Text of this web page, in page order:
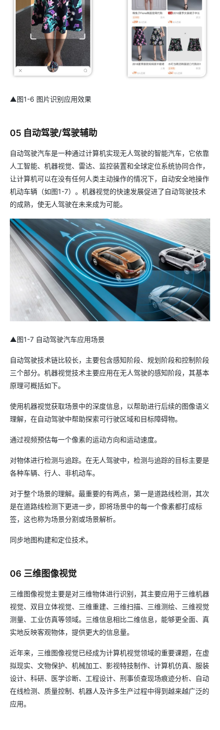
▲图1-6 图片识别应用效果
05 自动驾驶/驾驶辅助
自动驾驶汽车是一种通过计算机实现无人驾驶的智能汽车，它依靠
人工智能、机器视觉、雷达、监控装置和全球定位系统协同合作，
让计算机可以在没有任何人类主动操作的情况下，自动安全地操作
机动车辆（如图1-7）。机器视觉的快速发展促进了自动驾驶技术
的成熟，使无人驾驶在未来成为可能。
▲图1-7 自动驾驶汽车应用场景
自动驾驶技术链比较长，主要包含感知阶段、规划阶段和控制阶段
三个部分。机器视觉技术主要应用在无人驾驶的感知阶段，其基本
原理可概括如下。
使用机器视觉获取场景中的深度信息，以帮助进行后续的图像语义
理解，在自动驾驶中帮助探索可行驶区域和目标障碍物。
通过视频预估每一个像素的运动方向和运动速度。
对物体进行检测与追踪。在无人驾驶中，检测与追踪的目标主要是
各种车辆、行人、非机动车。
对于整个场景的理解。最重要的有两点，第一是道路线检测，其次
是在道路线检测下更进一步，即将场景中的每一个像素都打成标
签，这也称为场景分割或场景解析。
同步地图构建和定位技术。
06 三维图像视觉
三维图像视觉主要是对三维物体进行识别，其主要应用于三维机器
视觉、双目立体视觉、三维重建、三维扫描、三维测绘、三维视觉
测量、工业仿真等领域。三维信息相比二维信息，能够更全面、真
实地反映客观物体，提供更大的信息量。
近年来，三维图像视觉已经成为计算机视觉领域的重要课题，在虚
拟现实、文物保护、机械加工、影视特技制作、计算机仿真、服装
设计、科研、医学诊断、工程设计、刑事侦查现场痕迹分析、自动
在线检测、质量控制、机器人及许多生产过程中得到越来越广泛的
应用。